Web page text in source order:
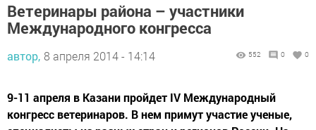
Ветеринары района – участники
Международного конгресса
автор, 8 апреля 2014 - 14:14 552 0 0
9-11 апреля в Казани пройдет IV Международный
конгресс ветеринаров. В нем примут участие ученые,